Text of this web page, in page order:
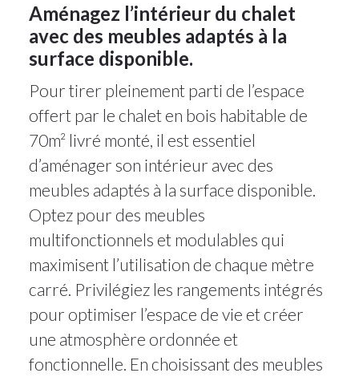
Aménagez l’intérieur du chalet
avec des meubles adaptés à la
surface disponible.
Pour tirer pleinement parti de l’espace
offert par le chalet en bois habitable de
70m² livré monté, il est essentiel
d’aménager son intérieur avec des
meubles adaptés à la surface disponible.
Optez pour des meubles
multifonctionnels et modulables qui
maximisent l’utilisation de chaque mètre
carré. Privilégiez les rangements intégrés
pour optimiser l’espace de vie et créer
une atmosphère ordonnée et
fonctionnelle. En choisissant des meubles